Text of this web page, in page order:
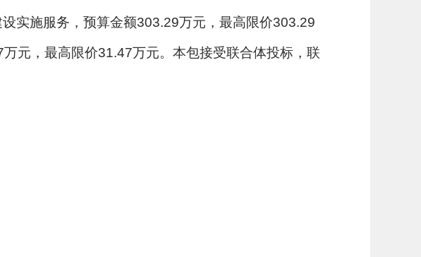
实施服务，预算金额303.29万元，最高限价303.29
元，最高限价31.47万元。本包接受联合体投标，联